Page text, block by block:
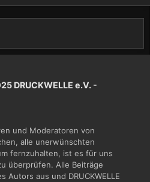
DRUCKWELLE e.V. -
und Moderatoren von
alle unerwünschten
fernzuhalten, ist es für uns
überprüfen. Alle Beiträge
Autors aus und DRUCKWELLE